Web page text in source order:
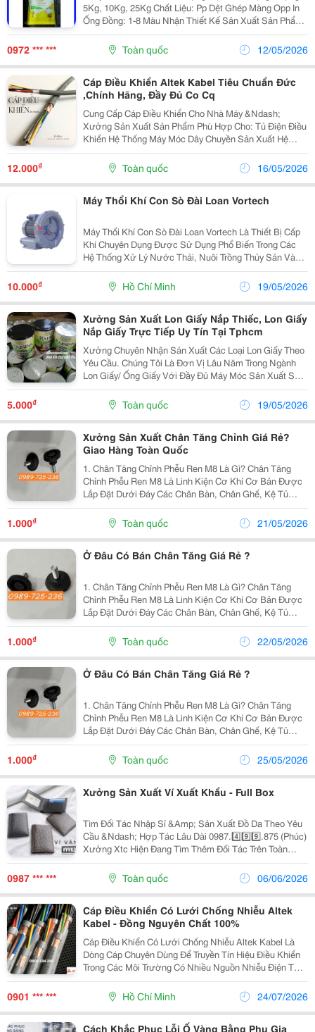
5Kg, 10Kg, 25Kg Chất Liệu: Pp Dệt Ghép Màng Opp In
Ống Đồng: 1-8 Màu Nhận Thiết Kế Sản Xuất Sản Phẩm
Theo Đơn Đặt Hàng Với Kinh Nghiệm Nhiều Năm Trong
Ngành, Cùng Đội Ngũ Nhân Viên Có...
0972 *** *** Toàn quốc 12/05/2026
Cáp Điều Khiển Altek Kabel Tiêu Chuẩn Đức
,Chính Hãng, Đầy Đủ Co Cq
Cung Cấp Cáp Điều Khiển Cho Nhà Máy &Ndash;
Xưởng Sản Xuất Sản Phẩm Phù Hợp Cho: Tủ Điện Điều
Khiển Hệ Thống Máy Móc Dây Chuyền Sản Xuất Hệ
Thống Báo Cháy Có Các Loại: ✔ Cáp Điều Khiển Chống
Nhiễu ✔ Cáp Điều Khiển Không Chống Nhiễu ...
12.000₫ Toàn quốc 16/05/2026
Máy Thổi Khí Con Sò Đài Loan Vortech
Máy Thổi Khí Con Sò Đài Loan Vortech Là Thiết Bị Cấp
Khí Chuyên Dụng Được Sử Dụng Phổ Biến Trong Các
Hệ Thống Xử Lý Nước Thải, Nuôi Trồng Thủy Sản Và
Ngành Công Nghiệp Sản Xuất. Sản Phẩm Được Thiết
Kế Theo Công Nghệ Hiện Đại Với Khả Năng Tạo Lưu...
10.000₫ Hồ Chí Minh 19/05/2026
Xưởng Sản Xuất Lon Giấy Nắp Thiếc, Lon Giấy
Nắp Giấy Trực Tiếp Uy Tín Tại Tphcm
Xưởng Chuyên Nhận Sản Xuất Các Loại Lon Giấy Theo
Yêu Cầu. Chúng Tôi Là Đơn Vị Lâu Năm Trong Ngành
Lon Giấy/ Ống Giấy Với Đầy Đủ Máy Móc Sản Xuất Sản
Phẩm Không Qua Trung Gian , Sẽ Mang Đến Cho Khách
Hàng Sản Phẩm Lon Giấy Chất Lượng, Uy Tín Và Giá...
5.000₫ Toàn quốc 19/05/2026
Xưởng Sản Xuất Chân Tăng Chỉnh Giá Rẻ?
Giao Hàng Toàn Quốc
1. Chân Tăng Chỉnh Phễu Ren M8 Là Gì? Chân Tăng
Chỉnh Phễu Ren M8 Là Linh Kiện Cơ Khí Cơ Bản Được
Lắp Đặt Dưới Đáy Các Chân Bàn, Chân Ghế, Kệ Tủ
Hoặc Chân Máy Sản Xuất. Sản Phẩm Cấu Tạo Gồm Một
Trục Ren Cỡ M8 (Đường Kính 8Mm) Kết Hợp Với Phần
1.000₫ Toàn quốc 21/05/2026
Ở Đâu Có Bán Chân Tăng Giá Rẻ ?
1. Chân Tăng Chỉnh Phễu Ren M8 Là Gì? Chân Tăng
Chỉnh Phễu Ren M8 Là Linh Kiện Cơ Khí Cơ Bản Được
Lắp Đặt Dưới Đáy Các Chân Bàn, Chân Ghế, Kệ Tủ
Hoặc Chân Máy Sản Xuất. Sản Phẩm Cấu Tạo Gồm Một
Trục Ren Cỡ M8 (Đường Kính 8Mm) Kết Hợp Với Phần
1.000₫ Toàn quốc 22/05/2026
Ở Đâu Có Bán Chân Tăng Giá Rẻ ?
1. Chân Tăng Chỉnh Phễu Ren M8 Là Gì? Chân Tăng
Chỉnh Phễu Ren M8 Là Linh Kiện Cơ Khí Cơ Bản Được
Lắp Đặt Dưới Đáy Các Chân Bàn, Chân Ghế, Kệ Tủ
Hoặc Chân Máy Sản Xuất. Sản Phẩm Cấu Tạo Gồm Một
Trục Ren Cỡ M8 (Đường Kính 8Mm) Kết Hợp Với Phần
1.000₫ Toàn quốc 25/05/2026
Xưởng Sản Xuất Ví Xuất Khẩu - Full Box
Tìm Đối Tác Nhập Sỉ &Amp; Sản Xuất Đồ Da Theo Yêu
Cầu &Ndash; Hợp Tác Lâu Dài 0987.4️⃣9️⃣9️⃣.875 (Phúc)
Xưởng Xtc Hiện Đang Tìm Thêm Đối Tác Trên Toàn
Quốc Có Nhu Cầu: ✔ Nhập Sỉ Ví Da, Thắt Lưng, Túi Da
Và Phụ Kiện Da ✔ Sản Xuất Sản Phẩm Mang...
0987 *** *** Toàn quốc 06/06/2026
Cáp Điều Khiển Có Lưới Chống Nhiễu Altek
Kabel - Đồng Nguyên Chất 100%
Cáp Điều Khiển Có Lưới Chống Nhiễu Altek Kabel Là
Dòng Cáp Chuyên Dùng Để Truyền Tín Hiệu Điều Khiển
Trong Các Môi Trường Có Nhiều Nguồn Nhiễu Điện Từ
Như Nhà Máy, Trạm Điện, Tủ Điều Khiển Và Dây Chuyền
Sản Xuất. Sản Phẩm Được Sản Xuất Với Ruột Dẫn...
0901 *** *** Hồ Chí Minh 24/07/2026
Cách Khắc Phục Lỗi Ố Vàng Bằng Phụ Gia